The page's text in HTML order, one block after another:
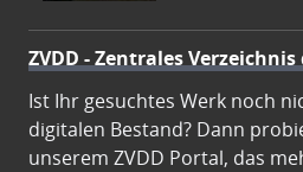
ZVDD - Zentrales
Ist Ihr gesuchtes Werk noch
digitalen Bestand? Dann
unserem ZVDD Portal, das